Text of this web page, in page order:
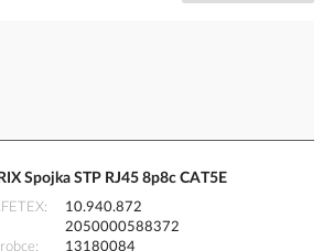
Spojka STP RJ45 8p8c CAT5E
10.940.872
2050000588372
13180084